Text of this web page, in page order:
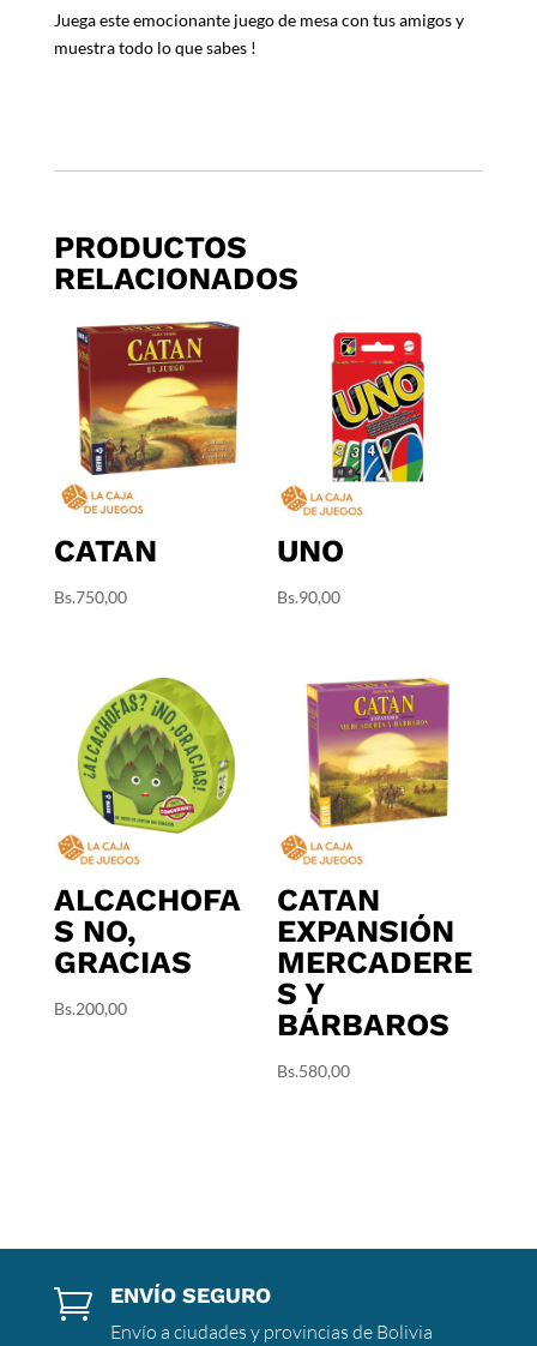
Juega este emocionante juego de mesa con tus amigos y
muestra todo lo que sabes !
PRODUCTOS
RELACIONADOS
CATAN
Bs.750,00
UNO
Bs.90,00
ALCACHOFA
S NO,
GRACIAS
Bs.200,00
CATAN
EXPANSIÓN
MERCADERE
S Y
BÁRBAROS
Bs.580,00
 ENVÍO SEGURO
Envío a ciudades y provincias de Bolivia